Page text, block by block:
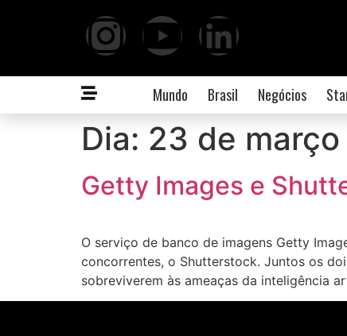
Mundo Brasil Negócios
Dia: 23 de
Getty Images e
O serviço de banco de imagens Getty
concorrentes, o Shutterstock. Juntos os
sobreviverem às ameaças da inteligência